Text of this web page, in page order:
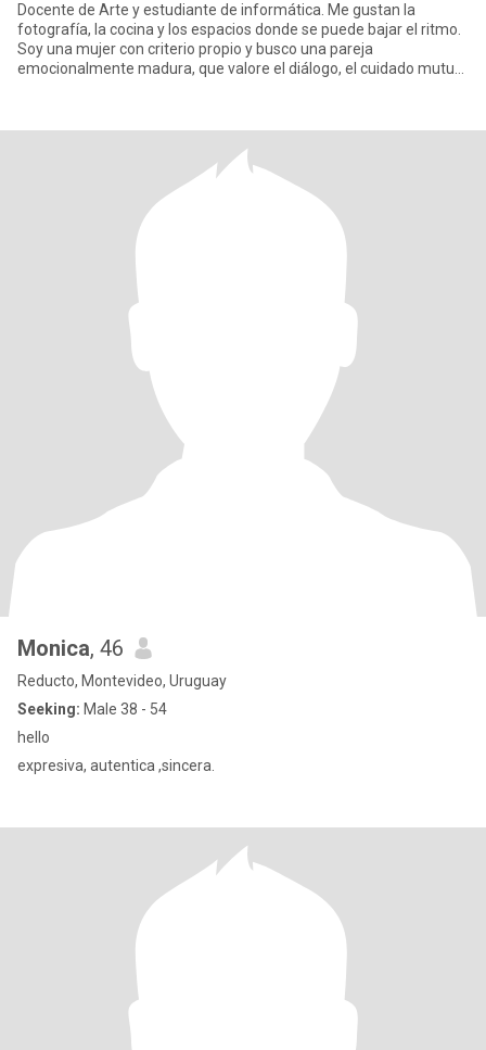
Docente de Arte y estudiante de informática. Me gustan la
fotografía, la cocina y los espacios donde se puede bajar el ritmo.
Soy una mujer con criterio propio y busco una pareja
emocionalmente madura, que valore el diálogo, el cuidado mutuo
Monica, 46
Reducto, Montevideo, Uruguay
Seeking: Male 38 - 54
hello
expresiva, autentica ,sincera.